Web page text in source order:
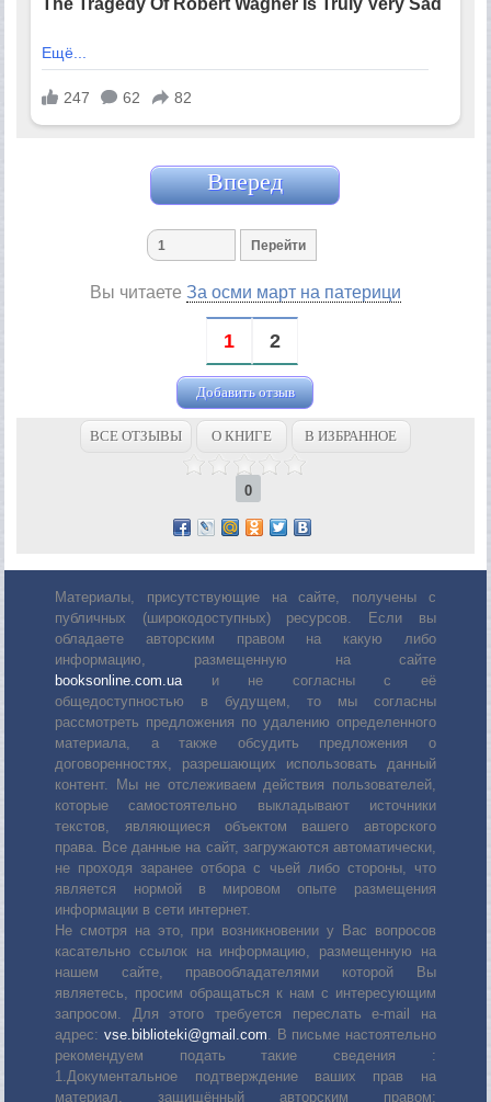
Вперед
Вы читаете За осми март на патерици
1 2
Добавить отзыв
ВСЕ ОТЗЫВЫ О КНИГЕ В ИЗБРАННОЕ
0
Материалы, присутствующие на сайте, получены с
публичных (широкодоступных) ресурсов. Если вы
обладаете авторским правом на какую либо
информацию, размещенную на сайте
booksonline.com.uaи не согласны с её
общедоступностью в будущем, то мы согласны
рассмотреть предложения по удалению определенного
материала, а также обсудить предложения о
договоренностях, разрешающих использовать данный
контент. Мы не отслеживаем действия пользователей,
которые самостоятельно выкладывают источники
текстов, являющиеся объектом вашего авторского
права. Все данные на сайт, загружаются автоматически,
не проходя заранее отбора с чьей либо стороны, что
является нормой в мировом опыте размещения
информации в сети интернет.
Не смотря на это, при возникновении у Вас вопросов
касательно ссылок на информацию, размещенную на
нашем сайте, правообладателями которой Вы
являетесь, просим обращаться к нам с интересующим
запросом. Для этого требуется переслать е-mail на
адрес: vse.biblioteki@gmail.com. В письме настоятельно
рекомендуем подать такие сведения :
1.Документальное подтверждение ваших прав на
материал, защищённый авторским правом: